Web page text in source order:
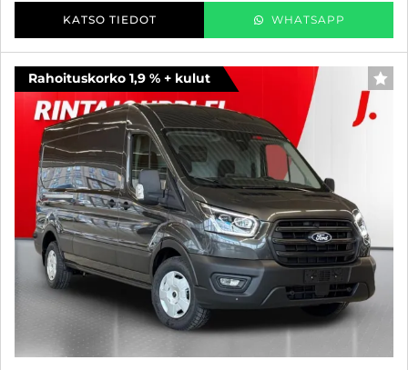
KATSO TIEDOT WHATSAPP
Rahoituskorko 1,9 % + kulut